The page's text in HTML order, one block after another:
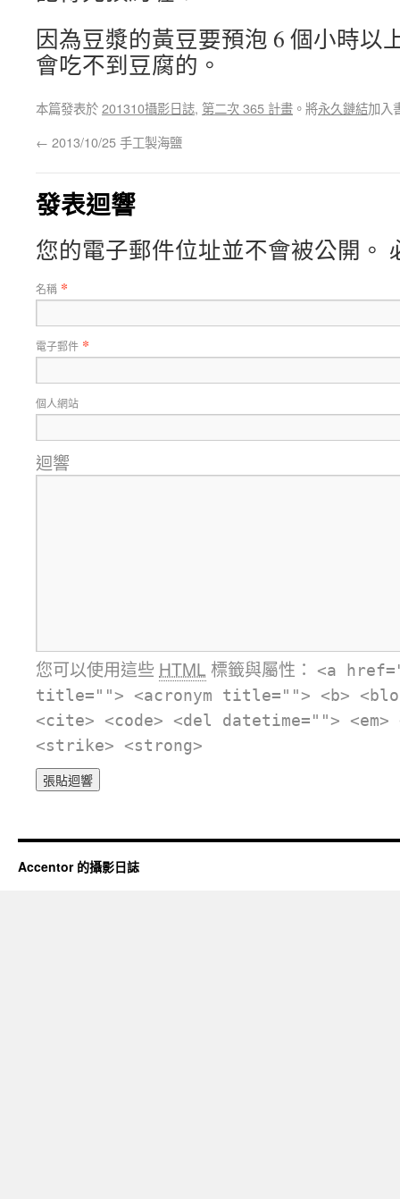
因為豆漿的黃豆要預泡 6 個小時以
會吃不到豆腐的。
本篇發表於201310攝影日誌, 第二次 365 計畫 。將永久鏈結加入
← 2013/10/25 手工製海鹽
發表迴響
您的電子郵件位址並不會被公開。
名稱 *
電子郵件 *
個人網站
迴響
您可以使用這些 HTML 標籤與屬性：
<a
title=""> <acronym title=""> <b>
<cite> <code> <del datetime="">
<strike> <strong>
Accentor 的攝影日誌